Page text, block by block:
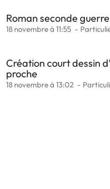
Roman seconde
18 novembre à 11:55
Création court dessin
proche
18 novembre à 13:02